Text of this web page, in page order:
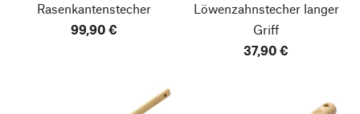
Rasenkantenstecher
99,90 €
Löwenzahnstecher langer
Griff
37,90 €